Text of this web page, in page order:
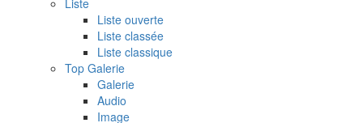
Liste
Liste ouverte
Liste classée
Liste classique
Top Galerie
Galerie
Audio
Image